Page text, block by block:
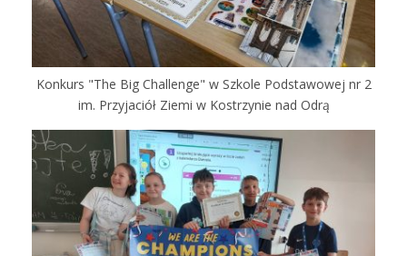
Konkurs "The Big Challenge" w Szkole Podstawowej nr 2
im. Przyjaciół Ziemi w Kostrzynie nad Odrą